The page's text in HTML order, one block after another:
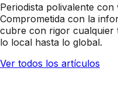
Periodista polivalente
Comprometida con la
cubre con rigor cualquier
lo local hasta lo global.
Ver todos los artículos